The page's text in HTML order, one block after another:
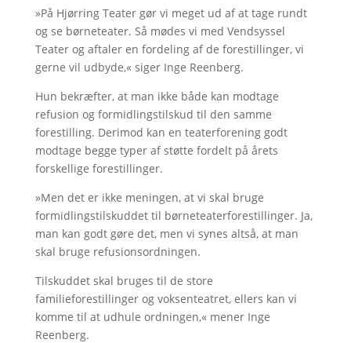
»På Hjørring Teater gør vi meget ud af at tage rundt
og se børneteater. Så mødes vi med Vendsyssel
Teater og aftaler en fordeling af de forestillinger, vi
gerne vil udbyde,« siger Inge Reenberg.
Hun bekræfter, at man ikke både kan modtage
refusion og formidlingstilskud til den samme
forestilling. Derimod kan en teaterforening godt
modtage begge typer af støtte fordelt på årets
forskellige forestillinger.
»Men det er ikke meningen, at vi skal bruge
formidlingstilskuddet til børneteaterforestillinger. Ja,
man kan godt gøre det, men vi synes altså, at man
skal bruge refusionsordningen.
Tilskuddet skal bruges til de store
familieforestillinger og voksenteatret, ellers kan vi
komme til at udhule ordningen,« mener Inge
Reenberg.